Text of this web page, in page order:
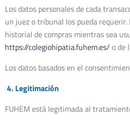
Los datos personales de cada
un juez o tribunal los pueda
historial de compras mientras sea
https://colegiohipatia.fuhem.es/ o de
Los datos basados en el
4. Legitimación
FUHEM está legitimada al